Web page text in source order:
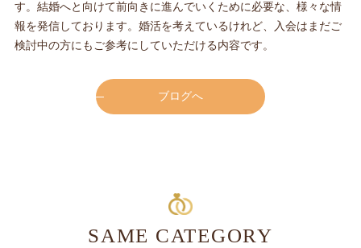
す。結婚へと向けて前向きに進んでいくために必要な、様々な情
報を発信しております。婚活を考えているけれど、入会はまだご
検討中の方にもご参考にしていただける内容です。
ブログへ
SAME CATEGORY